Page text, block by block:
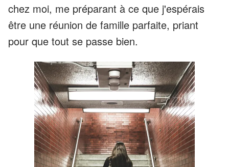
chez moi, me préparant à ce que j'espérais
être une réunion de famille parfaite, priant
pour que tout se passe bien.